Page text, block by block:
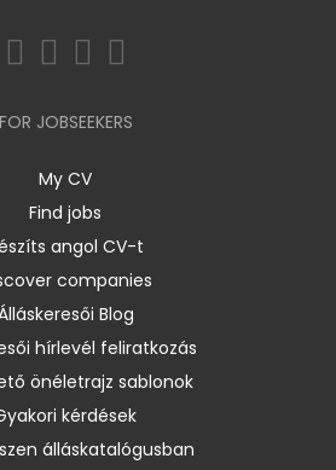
FOR JOBSEEKERS
My CV
Find jobs
angol CV-t
companies
Blog
hírlevél feliratkozás
önéletrajz sablonok
kérdések
álláskatalógusban